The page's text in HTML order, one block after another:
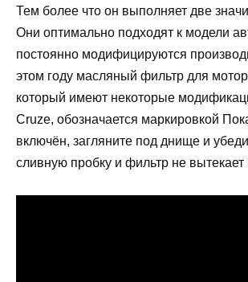
Тем более что он выполняет две
Они оптимально подходят к модели
постоянно модифицируются
этом году масляный фильтр для
который имеют некоторые
Cruze, обозначается маркировкой
включён, загляните под днище и
сливную пробку и фильтр не вытекает